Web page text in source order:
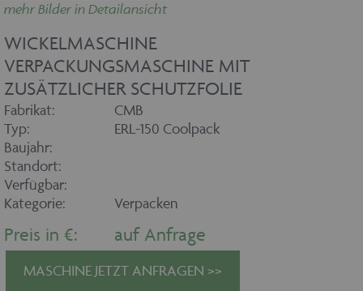
mehr Bilder in Detailansicht
WICKELMASCHINE
VERPACKUNGSMASCHINE MIT
ZUSÄTZLICHER SCHUTZFOLIE
Fabrikat:
CMB
Typ:
ERL-150 Coolpack
Baujahr:
Standort:
Verfügbar:
Kategorie:
Verpacken
Preis in €: auf Anfrage
MASCHINE JETZT ANFRAGEN >>